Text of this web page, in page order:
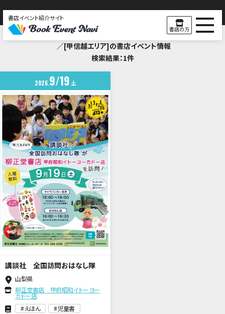
書店イベント紹介サイト
書店の方
Search Result
／[甲信越エリア]の書店イベント情報
検索結果：1件
20269 19 土
講談社 全国訪問おはなし隊
山梨県
柳正堂書店 甲府昭和イトーヨー
カドー店
えほん
児童書